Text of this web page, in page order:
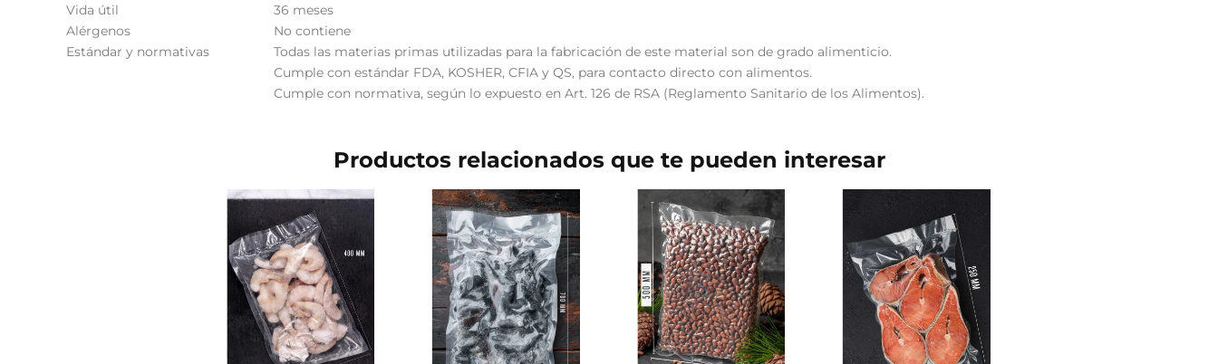
Vida útil
36 meses
Alérgenos
No contiene
Estándar y normativas
Todas las materias primas utilizadas para la fabricación de este material son de grado alimenticio.
Cumple con estándar FDA, KOSHER, CFIA y QS, para contacto directo con alimentos.
Cumple con normativa, según lo expuesto en Art. 126 de RSA (Reglamento Sanitario de los Alimentos).
Productos relacionados que te pueden interesar